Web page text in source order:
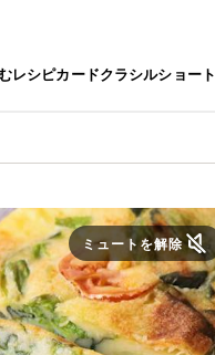
レシピカードクラシルショート
ミュートを解除